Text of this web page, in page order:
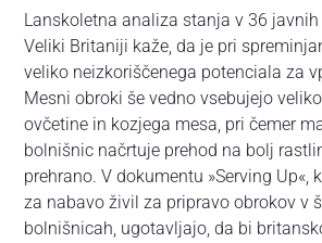
Lanskoletna analiza stanja v 36
Veliki Britaniji kaže, da je pri
veliko neizkoriščenega potenciala za
Mesni obroki še vedno vsebujejo
ovčetine in kozjega mesa, pri čemer
bolnišnic načrtuje prehod na bolj
prehrano. V dokumentu »Serving Up«,
za nabavo živil za pripravo obrokov v
bolnišnicah, ugotavljajo, da bi